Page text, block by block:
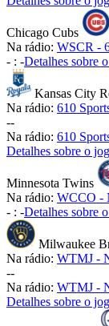
Chicago Cubs
Na rádio: WSCR -
- : -Detalhes sobre
Kansas City
Na rádio: 610
--
Na rádio: 610
Detalhes sobre o
Minnesota Twins
Na rádio: WCCO -
- : -Detalhes sobre
Milwaukee
Na rádio: WTMJ -
--
Na rádio: WTMJ -
Detalhes sobre o